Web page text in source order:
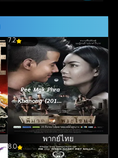
7.2
Pee Mak Phra
Khanong (2013)
พี่มากพระโขนง
พากย์ไทย
8.0